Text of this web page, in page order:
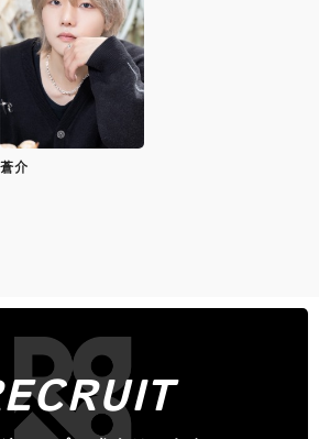
蒼介